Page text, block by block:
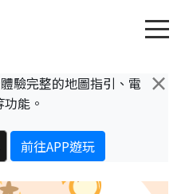
×
體驗完整的地圖指引、電
能。
前往APP遊玩